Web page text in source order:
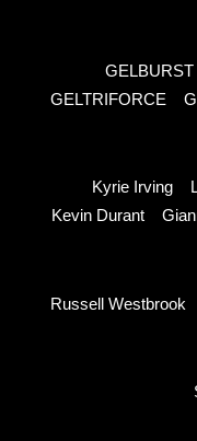
GELBURST
GELTRIFORCE
Kyrie Irving
Kevin Durant
Russell Westbrook